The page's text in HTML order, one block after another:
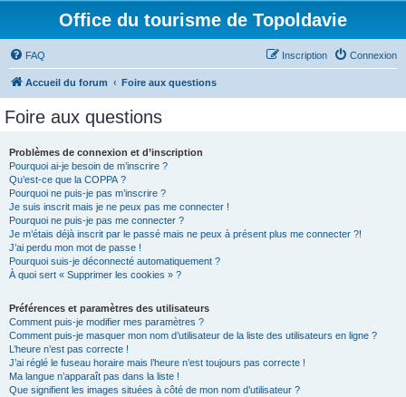
Office du tourisme de Topoldavie
FAQ Connexion
Inscription
Accueil du forum Foire aux questions
Foire aux questions
Problèmes de connexion et d’inscription
Pourquoi ai-je besoin de m’inscrire ?
Qu’est-ce que la COPPA ?
Pourquoi ne puis-je pas m’inscrire ?
Je suis inscrit mais je ne peux pas me connecter !
Pourquoi ne puis-je pas me connecter ?
Je m’étais déjà inscrit par le passé mais ne peux à présent plus me connecter ?!
J’ai perdu mon mot de passe !
Pourquoi suis-je déconnecté automatiquement ?
À quoi sert « Supprimer les cookies » ?
Préférences et paramètres des utilisateurs
Comment puis-je modifier mes paramètres ?
Comment puis-je masquer mon nom d’utilisateur de la liste des utilisateurs en ligne ?
L’heure n’est pas correcte !
J’ai réglé le fuseau horaire mais l’heure n’est toujours pas correcte !
Ma langue n’apparaît pas dans la liste !
Que signifient les images situées à côté de mon nom d’utilisateur ?